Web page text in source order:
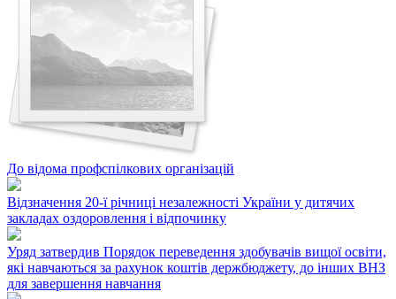
До відома профспілкових організацій
Відзначення 20-ї річниці незалежності України у дитячих
закладах оздоровлення і відпочинку
Уряд затвердив Порядок переведення здобувачів вищої освіти,
які навчаються за рахунок коштів держбюджету, до інших ВНЗ
для завершення навчання